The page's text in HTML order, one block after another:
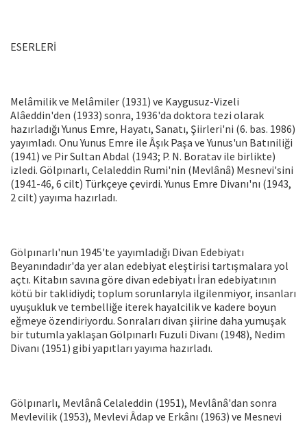
ESERLERİ
Melâmilik ve Melâmiler (1931) ve Kaygusuz-Vizeli
Alâeddin'den (1933) sonra, 1936'da doktora tezi olarak
hazırladığı Yunus Emre, Hayatı, Sanatı, Şiirleri'ni (6. bas. 1986)
yayımladı. Onu Yunus Emre ile Âşık Paşa ve Yunus'un Batıniliği
(1941) ve Pir Sultan Abdal (1943; P. N. Boratav ile birlikte)
izledi. Gölpınarlı, Celaleddin Rumi'nin (Mevlânâ) Mesnevi'sini
(1941-46, 6 cilt) Türkçeye çevirdi. Yunus Emre Divanı'nı (1943,
2 cilt) yayıma hazırladı.
Gölpınarlı'nun 1945'te yayımladığı Divan Edebiyatı
Beyanındadır'da yer alan edebiyat eleştirisi tartışmalara yol
açtı. Kitabın savına göre divan edebiyatı İran edebiyatının
kötü bir taklidiydi; toplum sorunlarıyla ilgilenmiyor, insanları
uyuşukluk ve tembelliğe iterek hayalcilik ve kadere boyun
eğmeye özendiriyordu. Sonraları divan şiirine daha yumuşak
bir tutumla yaklaşan Gölpınarlı Fuzuli Divanı (1948), Nedim
Divanı (1951) gibi yapıtları yayıma hazırladı.
Gölpınarlı, Mevlânâ Celaleddin (1951), Mevlânâ'dan sonra
Mevlevilik (1953), Mevlevi Âdap ve Erkânı (1963) ve Mesnevi